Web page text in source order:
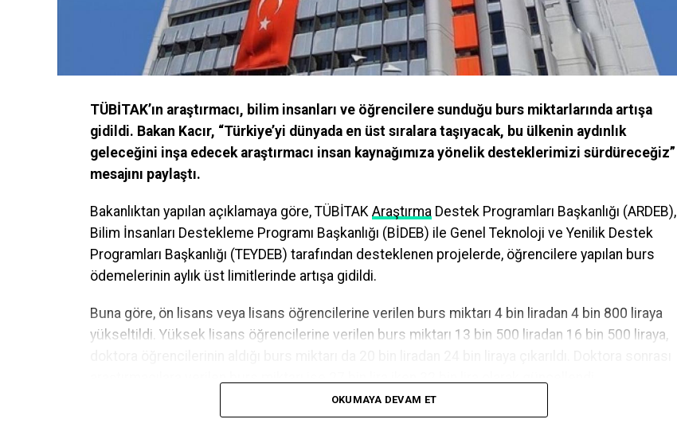
TÜBİTAK’ın araştırmacı, bilim insanları ve öğrencilere sunduğu burs miktarlarında artışa
gidildi. Bakan Kacır, “Türkiye’yi dünyada en üst sıralara taşıyacak, bu ülkenin aydınlık
geleceğini inşa edecek araştırmacı insan kaynağımıza yönelik desteklerimizi sürdüreceğiz”
mesajını paylaştı.
Bakanlıktan yapılan açıklamaya göre, TÜBİTAK Araştırma Destek Programları Başkanlığı (ARDEB),
Bilim İnsanları Destekleme Programı Başkanlığı (BİDEB) ile Genel Teknoloji ve Yenilik Destek
Programları Başkanlığı (TEYDEB) tarafından desteklenen projelerde, öğrencilere yapılan burs
ödemelerinin aylık üst limitlerinde artışa gidildi.
Buna göre, ön lisans veya lisans öğrencilerine verilen burs miktarı 4 bin liradan 4 bin 800 liraya
yükseltildi. Yüksek lisans öğrencilerine verilen burs miktarı 13 bin 500 liradan 16 bin 500 liraya,
Bu arada, BİDEB 2250 Lisansüstü Bursları Performans Programı’nda yer alan performans
OKUMAYA DEVAM ET